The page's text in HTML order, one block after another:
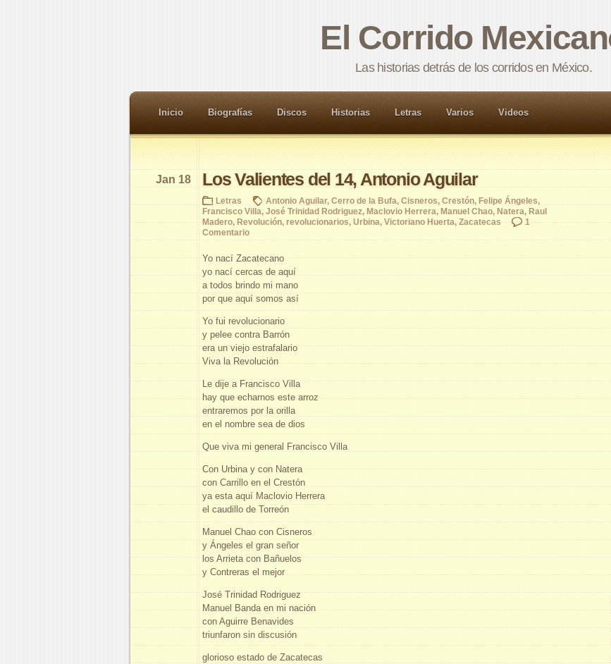
El Corrido
Las historias detrás de los corridos en México.
Inicio Biografías Discos Historias Letras Varios Videos
Los Valientes del 14, Antonio Aguilar
Jan 18
Letras Antonio Aguilar, Cerro de la Bufa, Cisneros, Crestón, Felipe Ángeles,
Francisco Villa, José Trinidad Rodriguez, Maclovio Herrera, Manuel Chao, Natera, Raul
Madero, Revolución, revolucionarios, Urbina, Victoriano Huerta, Zacatecas
1
Comentario
Yo nací Zacatecano
yo nací cercas de aquí
a todos brindo mi mano
por que aquí somos así
Yo fui revolucionario
y pelee contra Barrón
era un viejo estrafalario
Viva la Revolución
Le dije a Francisco Villa
hay que echarnos este arroz
entraremos por la orilla
en el nombre sea de dios
Que viva mi general Francisco Villa
Con Urbina y con Natera
con Carrillo en el Crestón
ya esta aquí Maclovio Herrera
el caudillo de Torreón
Manuel Chao con Cisneros
y Ángeles el gran señor
los Arrieta con Bañuelos
y Contreras el mejor
José Trinidad Rodriguez
Manuel Banda en mi nación
con Aguirre Benavides
triunfaron sin discusión
glorioso estado de Zacatecas